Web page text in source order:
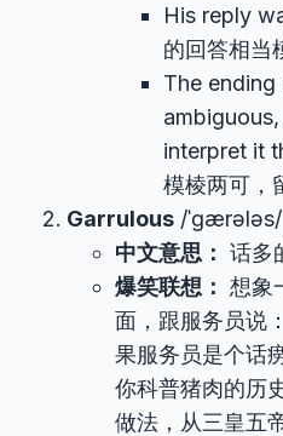
His reply
的回答相当
The
interpret it
模棱两可，
Garrulous /ˈɡærələs/
中文意思： 话多
爆笑联想： 想象
面，跟服务员说
果服务员是个话
你科普猪肉的历
做法，从三皇五